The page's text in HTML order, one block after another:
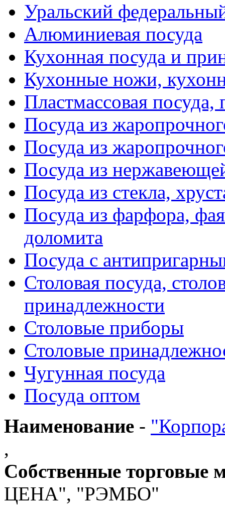
Уральский
Алюминиевая посуда
Кухонная посуда и
Кухонные ножи,
Пластмассовая
Посуда из
Посуда из
Посуда из
Посуда из стекла,
Посуда из фарфора,
доломита
Посуда с
Столовая посуда,
принадлежности
Столовые приборы
Столовые
Чугунная посуда
Посуда оптом
Наименование -
,
Собственные торговые
ЦЕНА", "РЭМБО"